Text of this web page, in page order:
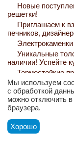
Новые
решетки!
Приглашаем к
печников,
Уникальные
наличии! Успейте
Термостойкие
в наличии!
Нереально
Наконец-то
нас в наличии!
Привет
парной.
Мы используем
с обработкой
можно отключить
браузера.
Хорошо